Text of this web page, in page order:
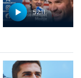
52:11